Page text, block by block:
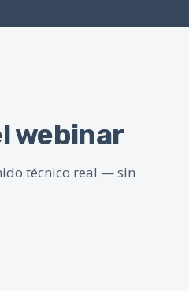
webinar
técnico real — sin